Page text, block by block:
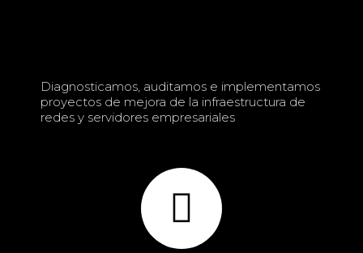
Diagnosticamos, auditamos e implementamos
proyectos de mejora de la infraestructura de
redes y servidores empresariales